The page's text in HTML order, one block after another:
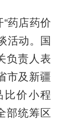
药店药价
活动。国
负责人表
市及新疆
比价小程
部统筹区